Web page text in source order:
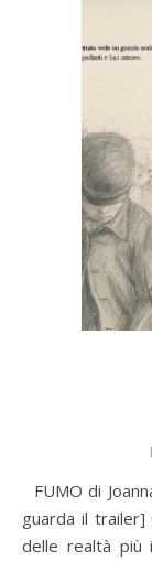
FUMO di Joanna Concejo e Antón Fortes [ scarica il pdf /
guarda il trailer]
delle realtà più